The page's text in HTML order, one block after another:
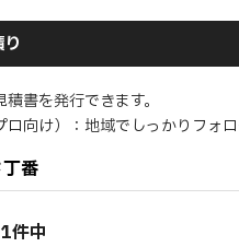
書を発行できます。
向け）：地域でしっかりフォ
番
1件中